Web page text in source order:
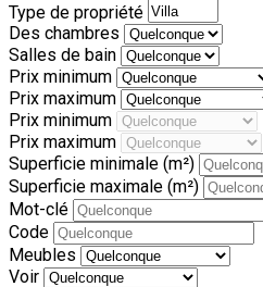
Type de propriété
Des chambres
Salles de bain
Prix minimum
Prix maximum
Prix minimum
Prix maximum
Superficie minimale (m²)
Superficie maximale (m²)
Mot-clé
Code
Meubles
Voir